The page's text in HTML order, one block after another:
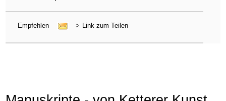
Empfehlen > Link zum Teilen